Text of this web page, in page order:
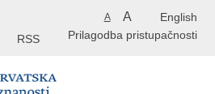
English
A A
Prilagodba pristupačnosti
RSS